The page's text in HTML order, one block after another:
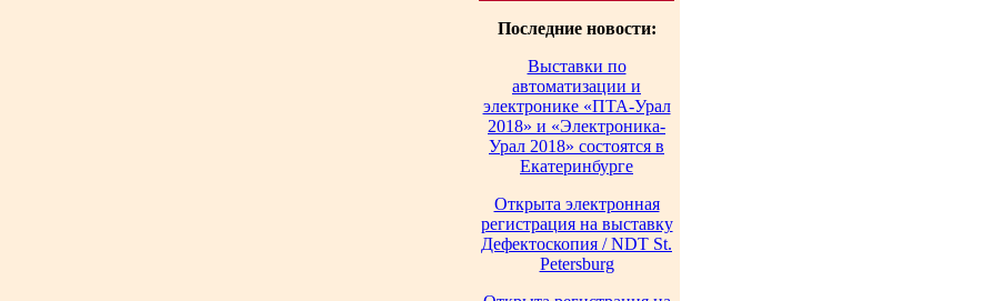
Последние новости:
Выставки по
автоматизации и
электронике «ПТА-Урал
2018» и «Электроника-
Урал 2018» состоятся в
Екатеринбурге
Открыта электронная
регистрация на выставку
Дефектоскопия / NDT St.
Petersburg